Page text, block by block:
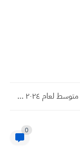
المراجعه المركزه الكيمياء للصف الثالث المتوسط ضمان الدرجه الكامله في...
0